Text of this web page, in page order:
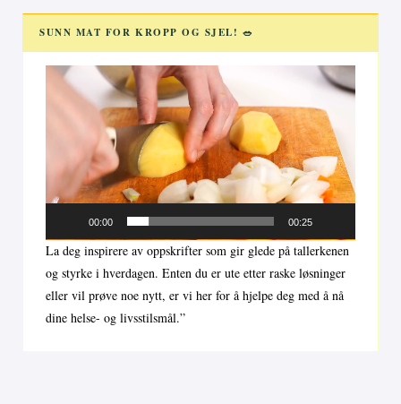
SUNN MAT FOR KROPP OG SJEL! 🥗
Videoavspiller
00:00 00:25
La deg inspirere av oppskrifter som gir glede på tallerkenen
og styrke i hverdagen. Enten du er ute etter raske løsninger
eller vil prøve noe nytt, er vi her for å hjelpe deg med å nå
dine helse- og livsstilsmål.”